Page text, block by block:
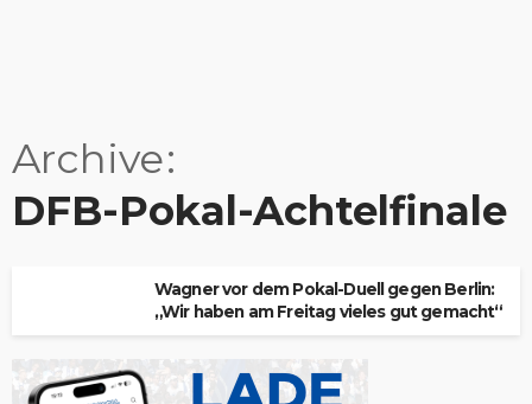
Archive
DFB-Pokal-Achtelfinale
Wagner vor dem Pokal-Duell gegen Berlin:
„Wir haben am Freitag vieles gut gemacht“